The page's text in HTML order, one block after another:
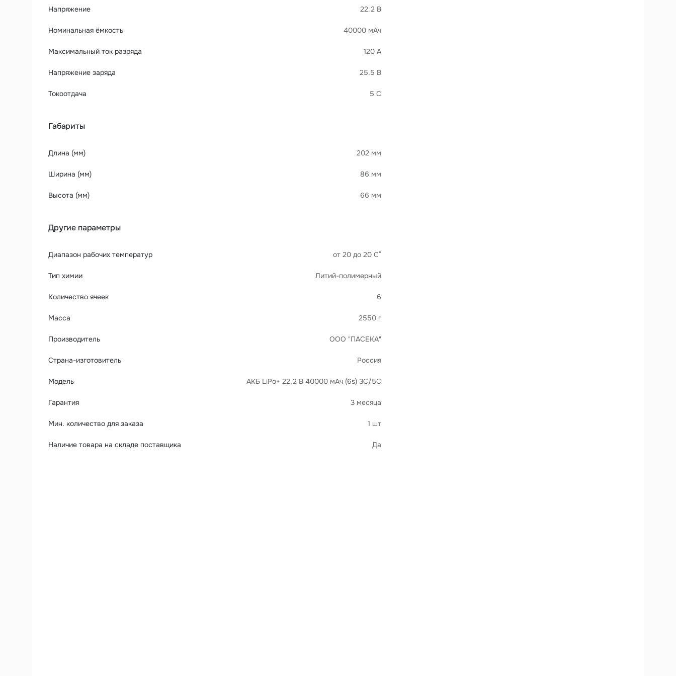
Напряжение 22.2 В
Номинальная ёмкость 40000 мАч
Максимальный ток разряда 120 А
Напряжение заряда 25.5 В
Токоотдача 5 C
Габариты
Длина (мм) 202 мм
Ширина (мм) 86 мм
Высота (мм) 66 мм
Другие параметры
Диапазон рабочих температур от 20 до 20 С°
Тип химии Литий-полимерный
Количество ячеек 6
Масса 2550 г
Производитель ООО "ПАСЕКА"
Страна-изготовитель Россия
Модель АКБ LiPo+ 22.2 В 40000 мАч (6s) 3С/5C
Гарантия 3 месяца
Мин. количество для заказа 1 шт
Наличие товара на складе поставщика Да